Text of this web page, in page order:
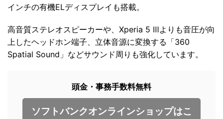
インチの有機ELディスプレイも搭載。
高音質ステレオスピーカーや、Xperia 5 Ⅲよりも音圧が向
上したヘッドホン端子、立体音源に変換する「360
Spatial Sound」などサウンド周りも強化しています。
頭金・事務手数料無料
ソフトバンクオンラインショップはこ